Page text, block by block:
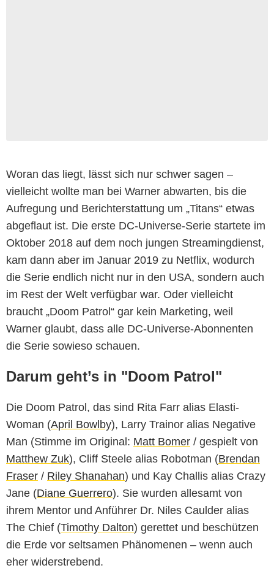
Woran das liegt, lässt sich nur schwer sagen –
vielleicht wollte man bei Warner abwarten, bis die
Aufregung und Berichterstattung um „Titans“ etwas
abgeflaut ist. Die erste DC-Universe-Serie startete im
Oktober 2018 auf dem noch jungen Streamingdienst,
kam dann aber im Januar 2019 zu Netflix, wodurch
die Serie endlich nicht nur in den USA, sondern auch
im Rest der Welt verfügbar war. Oder vielleicht
braucht „Doom Patrol“ gar kein Marketing, weil
Warner glaubt, dass alle DC-Universe-Abonnenten
die Serie sowieso schauen.
Darum geht’s in "Doom Patrol"
Die Doom Patrol, das sind Rita Farr alias Elasti-
Woman (April Bowlby), Larry Trainor alias Negative
Man (Stimme im Original: Matt Bomer / gespielt von
Matthew Zuk), Cliff Steele alias Robotman (Brendan
Fraser / Riley Shanahan) und Kay Challis alias Crazy
Jane (Diane Guerrero). Sie wurden allesamt von
ihrem Mentor und Anführer Dr. Niles Caulder alias
The Chief (Timothy Dalton) gerettet und beschützen
die Erde vor seltsamen Phänomenen – wenn auch
eher widerstrebend.